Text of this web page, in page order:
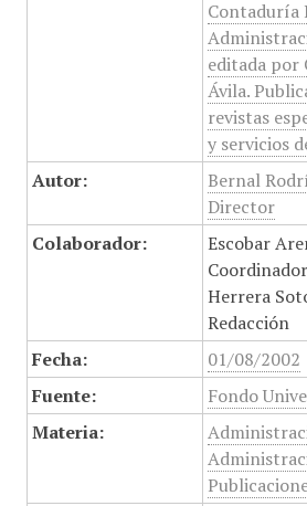
Contaduría
editada por
Ávila.
revistas
y servicios
Autor:
Bernal
Director
Colaborador:
Escobar
Herrera
Redacción
Fecha:
01/08/2002
Fuente:
Fondo
Materia: